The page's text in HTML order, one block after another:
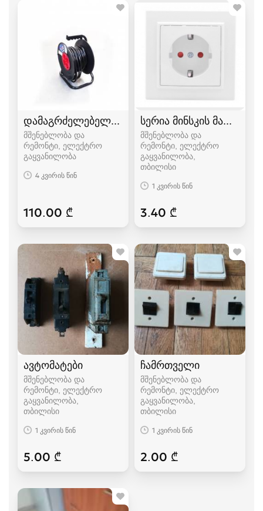
დამაგრძელებელი დახვეული ბაბინაზე
მშენებლობა და
რემონტი, ელექტრო
გაყვანილობა
4 კვირის წინ
110.00 ₾
სერია მინსკის მაღალი
მშენებლობა და
რემონტი, ელექტრო
გაყვანილობა
თბილისი
1 კვირის წინ
3.40 ₾
ავტომატები
მშენებლობა და
რემონტი, ელექტრო
გაყვანილობა
თბილისი
1 კვირის წინ
5.00 ₾
ჩამრთველი
მშენებლობა და
რემონტი, ელექტრო
გაყვანილობა
თბილისი
1 კვირის წინ
2.00 ₾